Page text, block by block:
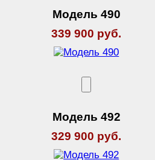
Модель 490
339 900 руб.
Модель 492
329 900 руб.